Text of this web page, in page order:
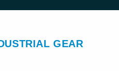
GEAR